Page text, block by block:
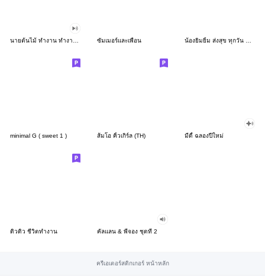
ซัมเมอร์และเพื่อน
minimal G ( sweet 1 ) ส้มโอ คิ้วเกิร์ล (TH) มีดี้ ฉลองปีใหม่
ดิวดิว ชีวิตทำงาน คัลแลน & พี่จอง ชุดที่ 2
ครีเอเตอร์สติกเกอร์ หน้าหลัก